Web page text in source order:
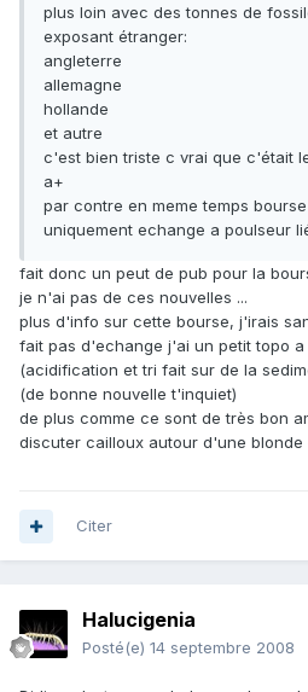
plus loin avec des tonnes de
exposant étranger:
angleterre
allemagne
hollande
et autre
c'est bien triste c vrai que c'était
a+
par contre en meme temps
uniquement echange a poulseur
fait donc un peut de pub pour la
je n'ai pas de ces nouvelles ...
plus d'info sur cette bourse, j'irais
fait pas d'echange j'ai un petit topo
(acidification et tri fait sur de la
(de bonne nouvelle t'inquiet)
de plus comme ce sont de très bon
discuter cailloux autour d'une blonde
Citer
Halucigenia
Posté(e) 14 septembre 2008